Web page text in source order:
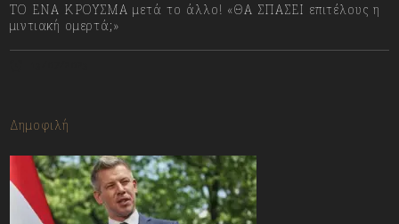
ΤΟ ΕΝΑ ΚΡΟΥΣΜΑ μετά το άλλο! «ΘΑ ΣΠΑΣΕΙ επιτέλους η
μιντιακή ομερτά;»
Δημοφιλή